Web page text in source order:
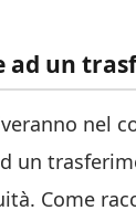
ad un
nel
un
Come